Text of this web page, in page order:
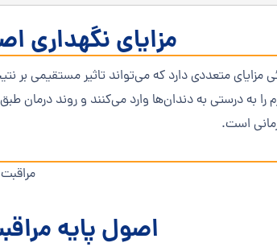
مزایای نگهداری
مزایای متعددی دارد که می‌تواند تاثیر مستقیمی
را به درستی به دندان‌ها وارد می‌کنند و روند
است.
اصول پایه